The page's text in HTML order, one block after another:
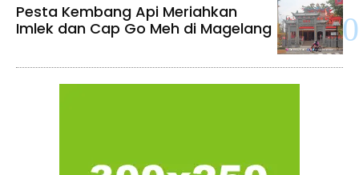
Pesta Kembang Api Meriahkan
Imlek dan Cap Go Meh di Magelang